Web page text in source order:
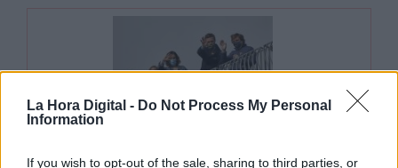
La Hora Digital - Do Not Process My Personal
Information
If you wish to opt-out of the sale, sharing to third parties, or